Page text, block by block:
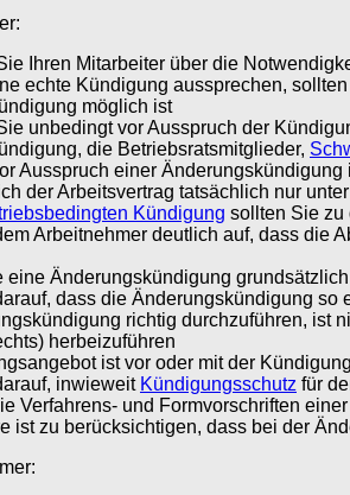
Ihren Mitarbeiter über die
echte Kündigung aussprechen,
möglich ist
unbedingt vor Ausspruch der
die Betriebsratsmitglieder,
Ausspruch einer
der Arbeitsvertrag tatsächlich nur
Kündigung sollten Sie zu
Arbeitnehmer deutlich auf, dass die
eine Änderungskündigung
dass die Änderungskündigung so
richtig durchzuführen, ist
herbeizuführen
ist vor oder mit der
inwieweit Kündigungsschutz für
Verfahrens- und Formvorschriften
ist zu berücksichtigen, dass bei der